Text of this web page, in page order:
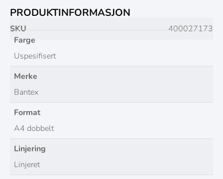
PRODUKTINFORMASJON
SKU
400027173
Farge
Uspesifisert
Merke
Bantex
Format
A4 dobbelt
Linjering
Linjeret